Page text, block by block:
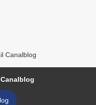
Canalblog